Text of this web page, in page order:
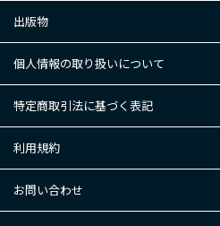
出版物
個人情報の取り扱いについて
特定商取引法に基づく表記
利用規約
お問い合わせ